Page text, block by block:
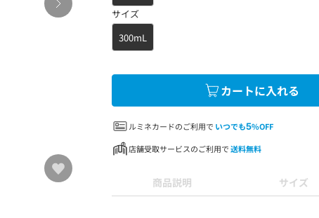
サイズ
300mL
カートに入れる
ルミネカードのご利用で いつでも5%OFF
店舗受取サービスのご利用で送料無料
商品説明 サイズ